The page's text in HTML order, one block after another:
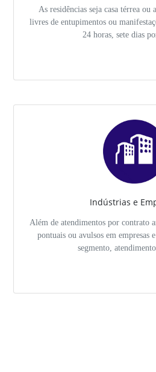
As residências seja casa térrea ou
livres de entupimentos ou
24 horas, sete dias
Indústrias e
Além de atendimentos por contrato
pontuais ou avulsos em empresas
segmento,